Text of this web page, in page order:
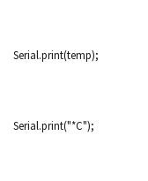
Serial.print(temp);
Serial.print("*C");